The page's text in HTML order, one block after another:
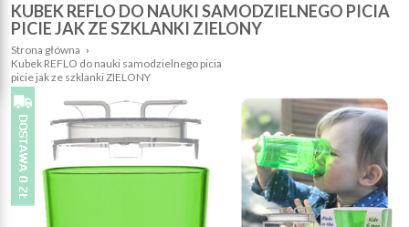
KUBEK REFLO DO NAUKI SAMODZIELNEGO PICIA
PICIE JAK ZE SZKLANKI ZIELONY
Strona główna ›
Kubek REFLO do nauki samodzielnego picia
picie jak ze szklanki ZIELONY